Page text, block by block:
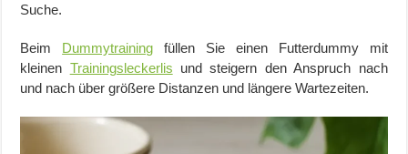
Suche.
Beim Dummytraining füllen Sie einen Futterdummy mit
kleinen Trainingsleckerlis und steigern den Anspruch nach
und nach über größere Distanzen und längere Wartezeiten.